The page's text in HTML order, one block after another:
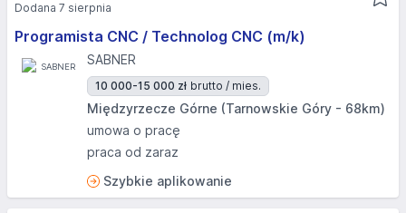
Programista CNC / Technolog CNC (m/k)
SABNER
10 000-15 000 zł brutto / mies.
Międzyrzecze Górne (Tarnowskie Góry - 68km)
umowa o pracę
praca od zaraz
Szybkie aplikowanie
Dodana 7 sierpnia